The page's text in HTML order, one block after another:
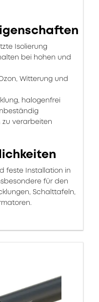
Isolierung
bei hohen und
Witterung und
halogenfrei
zu verarbeiten
feste Installation in
für den
Schalttafeln,